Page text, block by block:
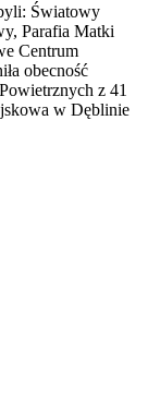
Światowy
Parafia Matki
Centrum
obecność
z 41
w Dęblinie